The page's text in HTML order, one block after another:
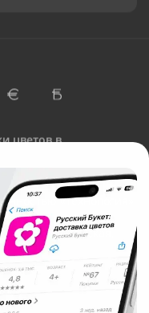
цветов в
«Технология»
ул. Ипподромская,